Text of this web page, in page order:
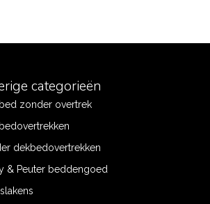
categorieën
zonder overtrek
dekbedovertrekken
& Peuter beddengoed